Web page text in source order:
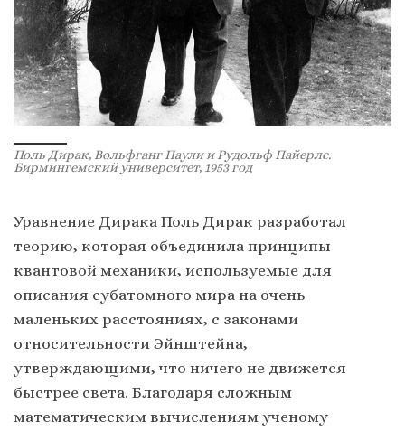
Поль Дирак, Вольфганг Паули и Рудольф Пайерлс.
Бирмингемский университет, 1953 год
Уравнение Дирака Поль Дирак разработал
теорию, которая объединила принципы
квантовой механики, используемые для
описания субатомного мира на очень
маленьких расстояниях, с законами
относительности Эйнштейна,
утверждающими, что ничего не движется
быстрее света. Благодаря сложным
математическим вычислениям ученому